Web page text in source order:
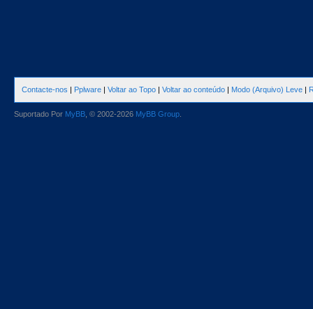
Contacte-nos | Pplware | Voltar ao Topo | Voltar ao conteúdo | Modo (Arquivo) Leve |
Suportado Por MyBB , © 2002-2026 MyBB Group